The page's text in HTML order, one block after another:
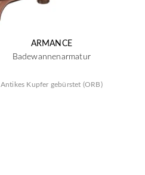
ARMANCE
Badewannenarmatur
Antikes Kupfer gebürstet (ORB)